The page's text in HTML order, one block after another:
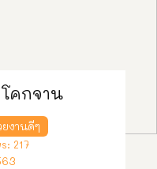
คกจาน
งานดีๆ
217